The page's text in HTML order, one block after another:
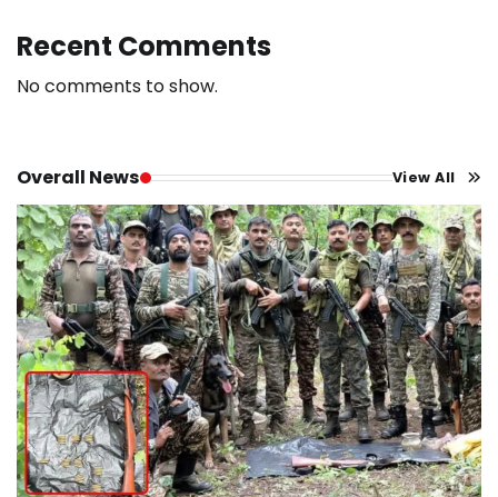
Recent Comments
No comments to show.
Overall News View All